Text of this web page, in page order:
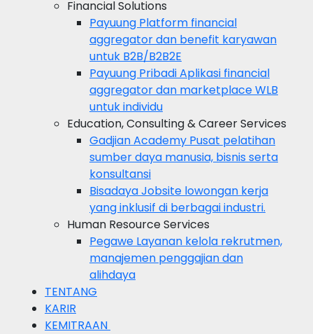
Financial Solutions
Payuung Platform financial
aggregator dan benefit karyawan
untuk B2B/B2B2E
Payuung PribadiAplikasi financial
aggregator dan marketplace WLB
untuk individu
Education, Consulting & Career Services
Gadjian Academy Pusat pelatihan
sumber daya manusia, bisnis serta
konsultansi
BisadayaJobsite lowongan kerja
yang inklusif di berbagai industri.
Human Resource Services
Pegawe Layanan kelola rekrutmen,
manajemen penggajian dan
alihdaya
TENTANG
KARIR
KEMITRAAN